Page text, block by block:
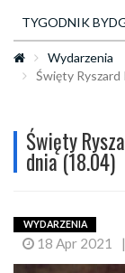
TYGODNIK
Wydarzenia
Święty Ryszard
Święty
dnia (18.04)
WYDARZENIA
18 Apr 2021 |